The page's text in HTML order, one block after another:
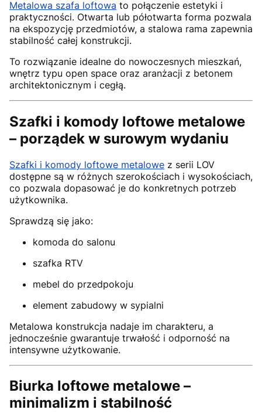
Metalowa szafa loftowa to połączenie estetyki i
praktyczności. Otwarta lub półotwarta forma pozwala
na ekspozycję przedmiotów, a stalowa rama zapewnia
stabilność całej konstrukcji.
To rozwiązanie idealne do nowoczesnych mieszkań,
wnętrz typu open space oraz aranżacji z betonem
architektonicznym i cegłą.
Szafki i komody loftowe metalowe
– porządek w surowym wydaniu
Szafki i komody loftowe metalowe z serii LOV
dostępne są w różnych szerokościach i wysokościach,
co pozwala dopasować je do konkretnych potrzeb
użytkownika.
Sprawdzą się jako:
komoda do salonu
szafka RTV
mebel do przedpokoju
element zabudowy w sypialni
Metalowa konstrukcja nadaje im charakteru, a
jednocześnie gwarantuje trwałość i odporność na
intensywne użytkowanie.
Biurka loftowe metalowe –
minimalizm i stabilność